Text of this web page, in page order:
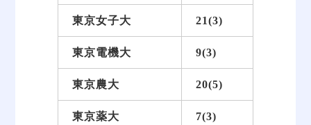
東京女子大 21(3)
東京電機大 9(3)
東京農大 20(5)
東京薬大 7(3)